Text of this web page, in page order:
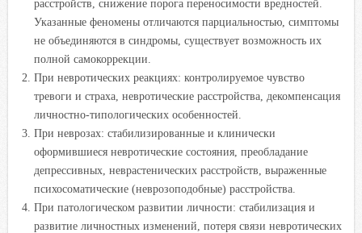
расстройств, снижение порога переносимости вредностей.
Указанные феномены отличаются парциальностью, симптомы
не объединяются в синдромы, существует возможность их
полной самокоррекции.
При невротических реакциях: контролируемое чувство
тревоги и страха, невротические расстройства, декомпенсация
личностно-типологических особенностей.
При неврозах: стабилизированные и клинически
оформившиеся невротические состояния, преобладание
депрессивных, неврастенических расстройств, выраженные
психосоматические (неврозоподобные) расстройства.
При патологическом развитии личности: стабилизация и
развитие личностных изменений, потеря связи невротических